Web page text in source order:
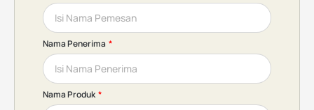
Nama Penerima
Nama Produk